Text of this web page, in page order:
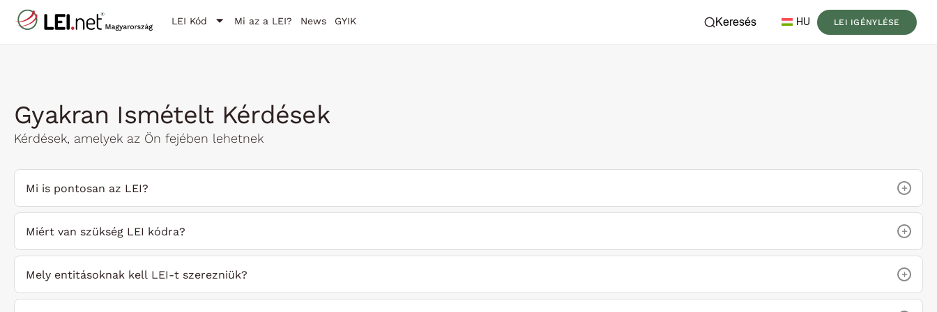
LEI Kód Mi az a LEI? News GYIK Keresés HU LEI IGÉNYLÉSE
Gyakran Ismételt Kérdések
Kérdések, amelyek az Ön fejében lehetnek
Mi is pontosan az LEI? +
Miért van szükség LEI kódra? +
Mely entitásoknak kell LEI-t szerezniük? +